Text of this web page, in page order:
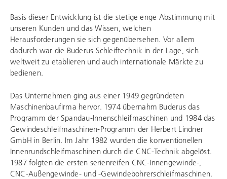
Basis dieser Entwicklung ist die stetige enge Abstimmung mit
unseren Kunden und das Wissen, welchen
Herausforderungen sie sich gegenübersehen. Vor allem
dadurch war die Buderus Schleiftechnik in der Lage, sich
weltweit zu etablieren und auch internationale Märkte zu
bedienen.
Das Unternehmen ging aus einer 1949 gegründeten
Maschinenbaufirma hervor. 1974 übernahm Buderus das
Programm der Spandau-Innenschleifmaschinen und 1984 das
Gewindeschleifmaschinen-Programm der Herbert Lindner
GmbH in Berlin. Im Jahr 1982 wurden die konventionellen
Innenrundschleifmaschinen durch die CNC-Technik abgelöst.
1987 folgten die ersten serienreifen CNC-Innengewinde-,
CNC-Außengewinde- und -Gewindebohrerschleifmaschinen.